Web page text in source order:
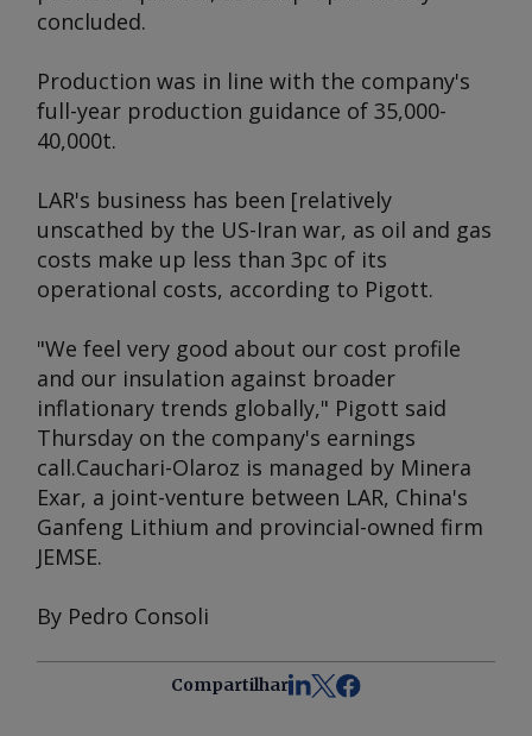
concluded.
Production was in line with the company's
full-year production guidance of 35,000-
40,000t.
LAR's business has been [relatively
unscathed by the US-Iran war, as oil and gas
costs make up less than 3pc of its
operational costs, according to Pigott.
"We feel very good about our cost profile
and our insulation against broader
inflationary trends globally," Pigott said
Thursday on the company's earnings
call.Cauchari-Olaroz is managed by Minera
Exar, a joint-venture between LAR, China's
Ganfeng Lithium and provincial-owned firm
JEMSE.
By Pedro Consoli
Compartilhar